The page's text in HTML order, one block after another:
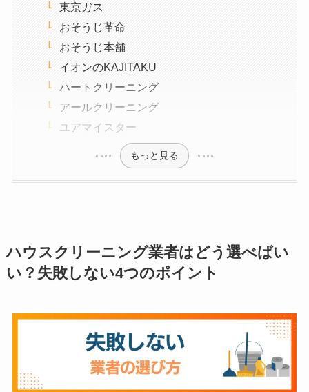
東京ガス
おそうじ革命
おそうじ本舗
イオンのKAJITAKU
ハートクリーニング
アールクリーニング
ユアマイスター
もっと見る
ハウスクリーニング業者はどう選べばい
い？失敗しない4つのポイント